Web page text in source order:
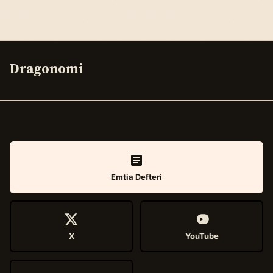
Dragonomi
Emtia Defteri
X YouTube